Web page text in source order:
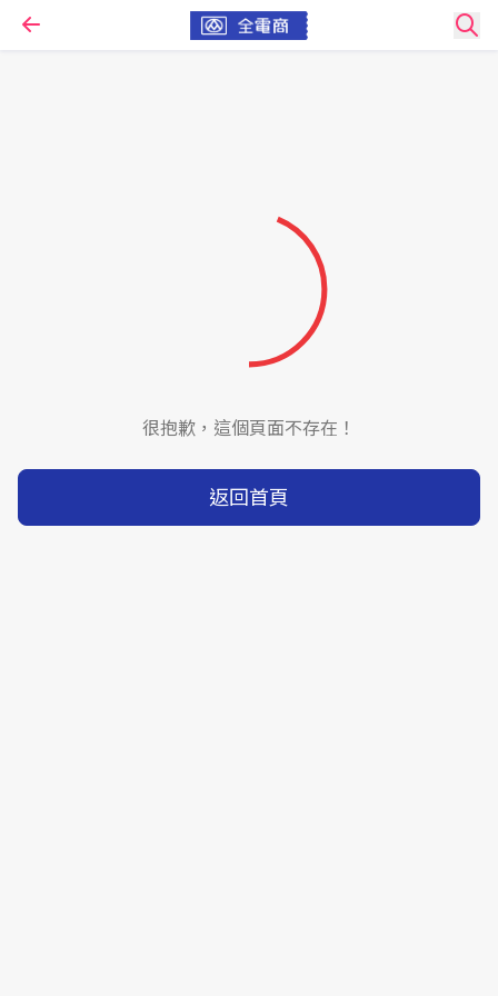
很抱歉，這個頁面不存在！
返回首頁